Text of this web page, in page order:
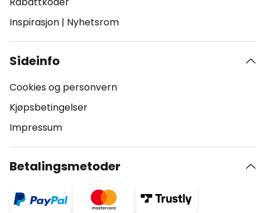
Inspirasjon | Nyhetsrom
Sideinfo
Cookies og personvern
Kjøpsbetingelser
Impressum
Betalingsmetoder